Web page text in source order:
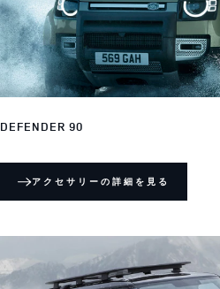
DEFENDER 90
アクセサリーの詳細を見る